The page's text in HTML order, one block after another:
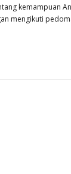
kemampuan
mengikuti